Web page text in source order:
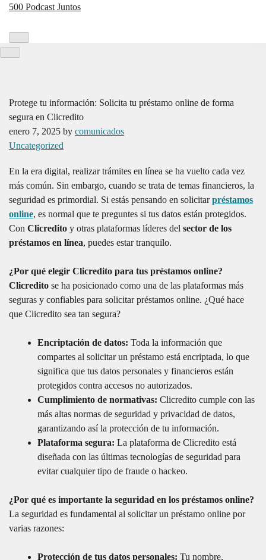
Skip
the
content
500 Podcast Juntos
La mejor información sobre los podcast
Protege tu información: Solicita tu préstamo online de forma
segura en Clicredito
enero 7, 2025 by comunicados
Uncategorized
En la era digital, realizar trámites en línea se ha vuelto cada vez
más común. Sin embargo, cuando se trata de temas financieros, la
seguridad es primordial. Si estás pensando en solicitarpréstamos
online, es normal que te preguntes si tus datos están protegidos.
Con Clicredito y otras plataformas líderes del sector de los
préstamos en línea, puedes estar tranquilo.
¿Por qué elegir Clicredito para tus préstamos online?
Clicredito se ha posicionado como una de las plataformas más
seguras y confiables para solicitar préstamos online. ¿Qué hace
que Clicredito sea tan segura?
Encriptación de datos: Toda la información que
compartes al solicitar un préstamo está encriptada, lo que
significa que tus datos personales y financieros están
protegidos contra accesos no autorizados.
Cumplimiento de normativas: Clicredito cumple con las
más altas normas de seguridad y privacidad de datos,
garantizando así la protección de tu información.
Plataforma segura: La plataforma de Clicredito está
diseñada con las últimas tecnologías de seguridad para
evitar cualquier tipo de fraude o hackeo.
¿Por qué es importante la seguridad en los préstamos online?
La seguridad es fundamental al solicitar un préstamo online por
varias razones:
Protección de tus datos personales: Tu nombre,